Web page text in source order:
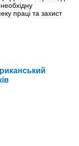
праці та захист